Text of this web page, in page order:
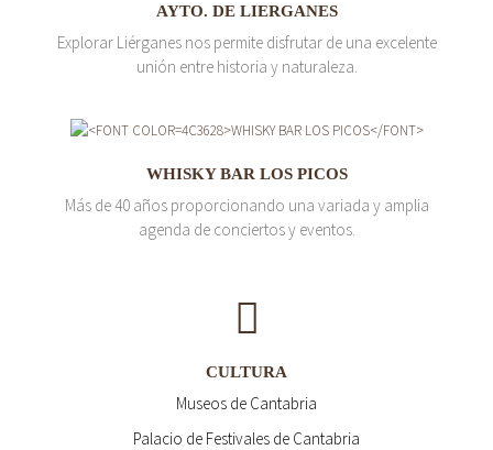
AYTO. DE LIERGANES
Explorar Liérganes nos permite disfrutar de una excelente
unión entre historia y naturaleza.
WHISKY BAR LOS PICOS
Más de 40 años proporcionando una variada y amplia
agenda de conciertos y eventos.
CULTURA
Museos de Cantabria
Palacio de Festivales de Cantabria